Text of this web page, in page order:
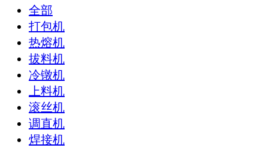
全部
打包机
热熔机
拔料机
冷镦机
上料机
滚丝机
调直机
焊接机